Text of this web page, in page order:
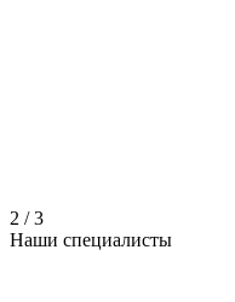
2 /3
Наши специалисты